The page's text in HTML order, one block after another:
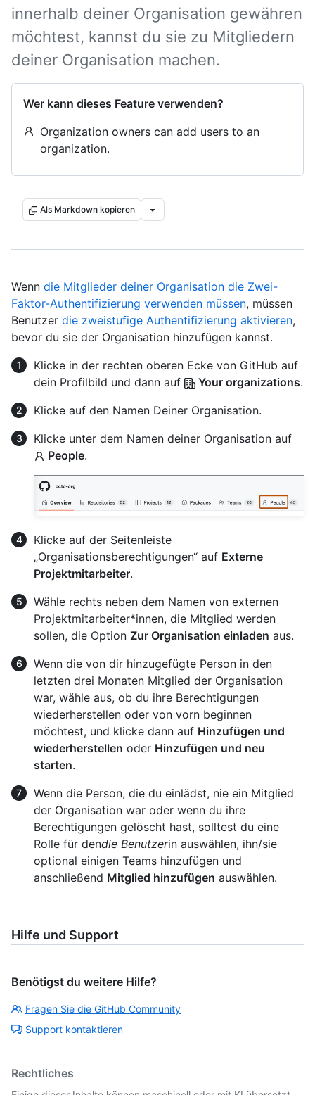
innerhalb deiner Organisation gewähren
möchtest, kannst du sie zu Mitgliedern
deiner Organisation machen.
Wer kann dieses Feature verwenden?
Organization owners can add users to an
organization.
Als Markdown kopieren
Wenn die Mitglieder deiner Organisation die Zwei-
Faktor-Authentifizierung verwenden müssen, müssen
Benutzer die zweistufige Authentifizierung aktivieren,
bevor du sie der Organisation hinzufügen kannst.
Klicke in der rechten oberen Ecke von GitHub auf
dein Profilbild und dann auf
Your organizations.
Klicke auf den Namen Deiner Organisation.
Klicke unter dem Namen deiner Organisation auf
People.
Klicke auf der Seitenleiste
„Organisationsberechtigungen“ auf Externe
Projektmitarbeiter.
Wähle rechts neben dem Namen von externen
Projektmitarbeiter*innen, die Mitglied werden
sollen, die Option Zur Organisation einladen aus.
Wenn die von dir hinzugefügte Person in den
letzten drei Monaten Mitglied der Organisation
war, wähle aus, ob du ihre Berechtigungen
wiederherstellen oder von vorn beginnen
möchtest, und klicke dann auf Hinzufügen und
wiederherstellen oder Hinzufügen und neu
starten.
Wenn die Person, die du einlädst, nie ein Mitglied
der Organisation war oder wenn du ihre
Berechtigungen gelöscht hast, solltest du eine
Rolle für dendie Benutzerin auswählen, ihn/sie
optional einigen Teams hinzufügen und
anschließend Mitglied hinzufügen auswählen.
Hilfe und Support
Benötigst du weitere Hilfe?
Fragen Sie die GitHub Community
Support kontaktieren
Rechtliches